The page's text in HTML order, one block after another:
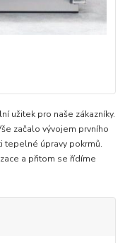
užitek pro naše zákazníky.
začalo vývojem prvního
tepelné úpravy pokrmů.
a přitom se řídíme